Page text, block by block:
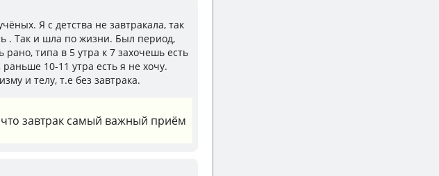
Я с детства не завтракала, так
. Так и шла по жизни. Был период,
рано, типа в 5 утра к 7 захочешь есть
10-11 утра есть я не хочу.
и телу, т.е без завтрака.
завтрак самый важный приём